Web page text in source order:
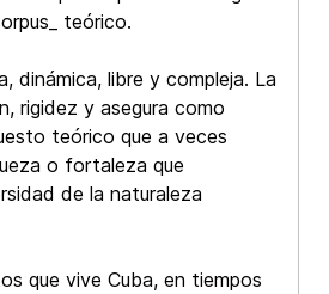
teórico.
dinámica, libre y compleja. La
rigidez y asegura como
teórico que a veces
o fortaleza que
de la naturaleza
que vive Cuba, en tiempos